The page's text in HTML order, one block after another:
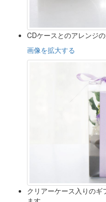
CDケースとのアレンジの
画像を拡大する
クリアーケース入りのギ